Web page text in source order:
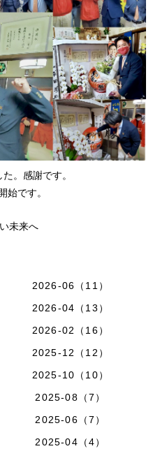
。感謝です。
始です。
未来へ
2026-06（11）
2026-04（13）
2026-02（16）
2025-12（12）
2025-10（10）
2025-08（7）
2025-06（7）
2025-04（4）